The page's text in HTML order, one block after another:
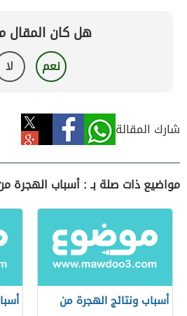
هل كان المقال
نعم لا
شارك المقالة
مواضيع ذات صلة بـ : أسباب الهجرة
أسباب ونتائج الهجرة من